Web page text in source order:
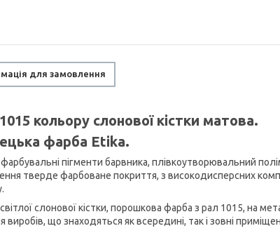
для замовлення
кольору слонової кістки матова.
фарба Etika.
пігменти барвника, плівкоутворювальний
тверде фарбоване покриття, з високодисперсних
слонової кістки, порошкова фарба з рал 1015, на
що знаходяться як всередині, так і зовні